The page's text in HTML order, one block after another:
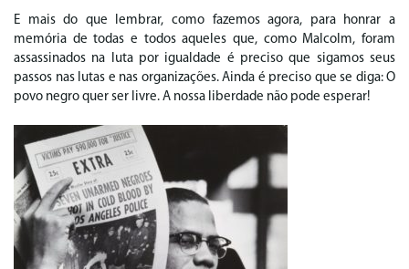
E mais do que lembrar, como fazemos agora, para honrar a
memória de todas e todos aqueles que, como Malcolm, foram
assassinados na luta por igualdade é preciso que sigamos seus
passos nas lutas e nas organizações. Ainda é preciso que se diga: O
povo negro quer ser livre. A nossa liberdade não pode esperar!